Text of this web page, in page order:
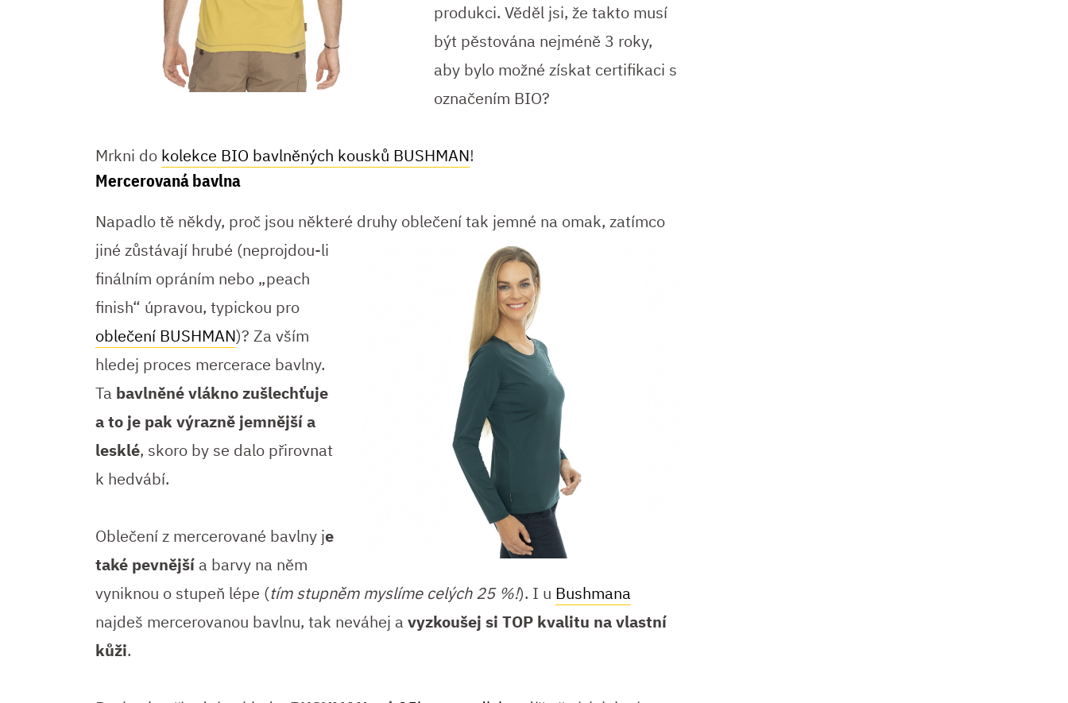
produkci. Věděl jsi, že takto musí
být pěstována nejméně 3 roky,
aby bylo možné získat certifikaci s
označením BIO?
Mrkni do kolekce BIO bavlněných kousků BUSHMAN!
Mercerovaná bavlna
Napadlo tě někdy, proč jsou některé druhy oblečení tak jemné na omak, zatímco
jiné zůstávají hrubé (neprojdou-li
finálním opráním nebo „peach
finish“ úpravou, typickou pro
oblečení BUSHMAN)? Za vším
hledej proces mercerace bavlny.
Ta bavlněné vlákno zušlechťuje
a to je pak výrazně jemnější a
lesklé, skoro by se dalo přirovnat
k hedvábí.
Oblečení z mercerované bavlny je
také pevnější a barvy na něm
vyniknou o stupeň lépe (tím stupněm myslíme celých 25 %!). I u Bushmana
najdeš mercerovanou bavlnu, tak neváhej a vyzkoušej si TOP kvalitu na vlastní
kůži.